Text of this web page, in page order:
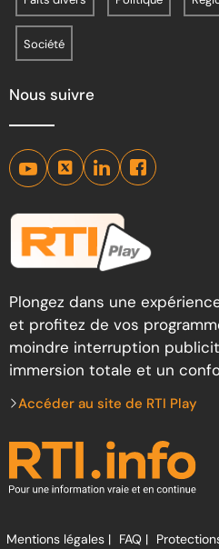
Société
Nous suivre
Plongez dans une
et profitez de vos
moindre interruption
immersion totale et un
Accéder au site de RTI Play
Mentions légales | FAQ |